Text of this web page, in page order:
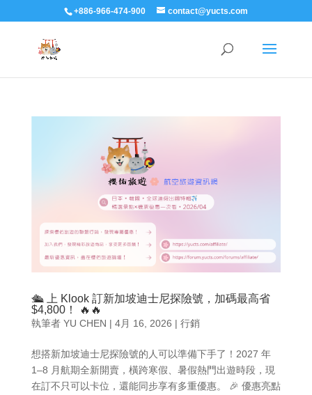
+886-966-474-900 contact@yucts.com
🛳️ 上 Klook 訂新加坡迪士尼探險號，加碼最高省
$4,800！ 🔥🔥
執筆者 YU CHEN | 4月 16, 2026 | 行銷
想搭新加坡迪士尼探險號的人可以準備下手了！2027 年
1–8 月航期全新開賣，橫跨寒假、暑假熱門出遊時段，現
在訂不只可以卡位，還能同步享有多重優惠。 🎉 優惠亮點